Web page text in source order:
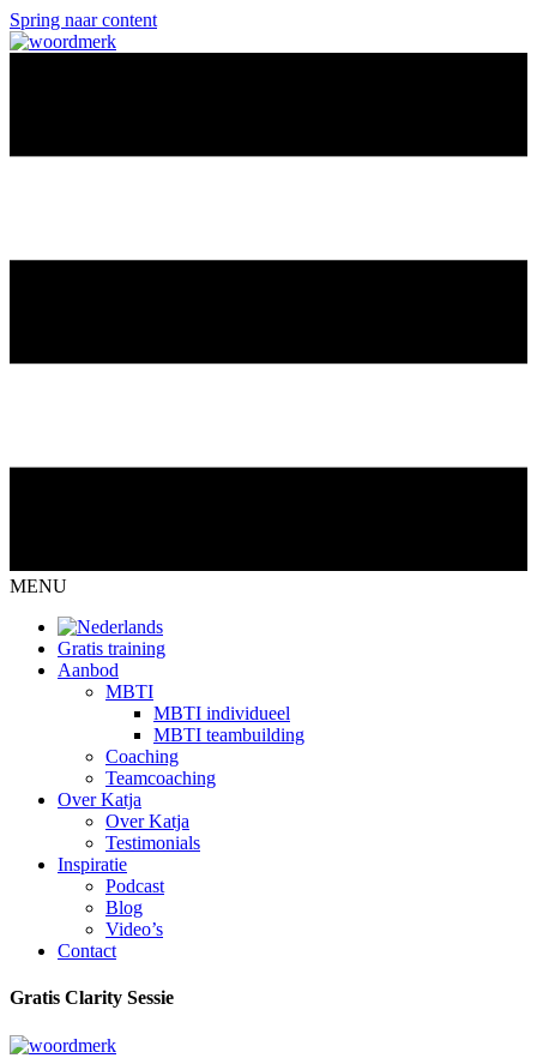
Spring naar content
MENU
Gratis training
Aanbod
MBTI
MBTI individueel
MBTI teambuilding
Coaching
Teamcoaching
Over Katja
Over Katja
Testimonials
Inspiratie
Podcast
Blog
Video’s
Contact
Gratis Clarity Sessie